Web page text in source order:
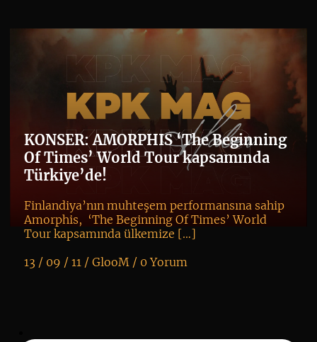
KONSER: AMORPHIS ‘The Beginning
Of Times’ World Tour kapsamında
Türkiye’de!
Finlandiya’nın muhteşem performansına sahip
Amorphis, ‘The Beginning Of Times’ World
Tour kapsamında ülkemize […]
13 / 09 / 11 / GlooM/ 0 Yorum